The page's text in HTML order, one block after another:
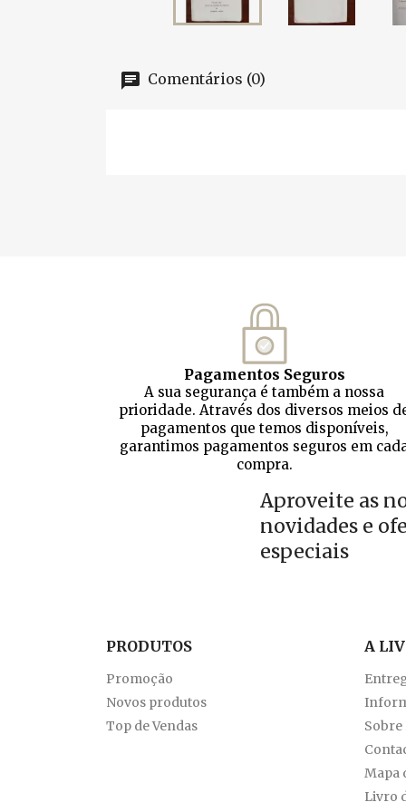
Comentários (0)
Pagamentos Seguros
A sua segurança é também a nossa
prioridade. Através dos diversos meios
pagamentos que temos disponíveis,
garantimos pagamentos seguros em
compra.
Aproveite as
novidades e
especiais
PRODUTOS
Promoção
Novos produtos
Top de Vendas
A
Sobre
Mapa
Livro